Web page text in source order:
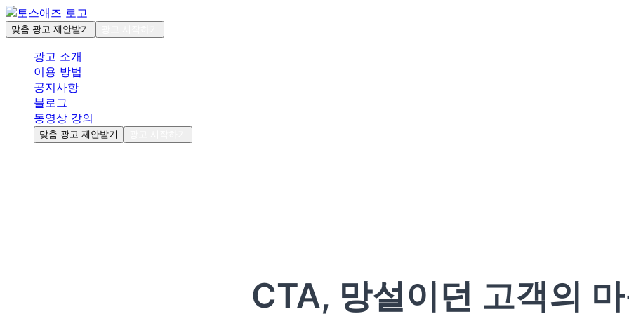
맞춤 광고 제안받기
광고 소개
이용 방법
공지사항
블로그
동영상 강의
맞춤 광고 제안받기
CTA, 망설이던 고객의